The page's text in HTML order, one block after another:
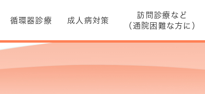
循環器診療 成人病対策
訪問診療など
（通院困難な方に）